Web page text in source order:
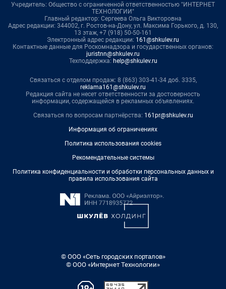
Учредитель: Общество с ограниченной ответственностью "ИНТЕРНЕТ
ТЕХНОЛОГИИ"
Главный редактор: Сергеева Ольга Викторовна
Адрес редакции: 344002, г. Ростов-на-Дону, ул. Максима Горького, д. 130,
13 этаж, +7 (918) 50-50-161
Электронный адрес редакции: 161@shkulev.ru
Контактные данные для Роскомнадзора и государственных органов:
juristnn@shkulev.ru
Техподдержка: help@shkulev.ru
Связаться с отделом продаж: 8 (863) 303-41-34 доб. 3335,
reklama161@shkulev.ru
Редакция сайта не несет ответственности за достоверность
информации, содержащейся в рекламных объявлениях.
Связаться по вопросам партнёрства: 161pr@shkulev.ru
Информация об ограничениях
Политика использования cookies
Рекомендательные системы
Политика конфиденциальности и обработки персональных данных и
правила использования сайта
© ООО «Сеть городских порталов»
© ООО «Интернет Технологии»